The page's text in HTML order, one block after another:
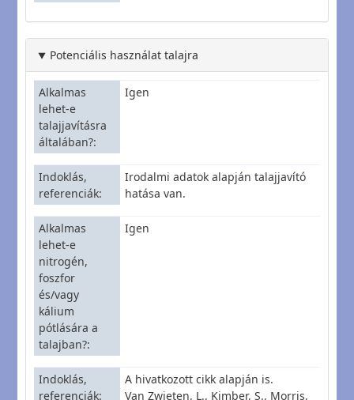
Potenciális használat talajra
Alkalmas
lehet-e
talajjavításra
általában?
Igen
Indoklás,
referenciák
Irodalmi adatok alapján talajjavító
hatása van.
Alkalmas
lehet-e
nitrogén,
foszfor
és/vagy
kálium
pótlására a
talajban?
Igen
Indoklás,
referenciák
A hivatkozott cikk alapján is.
Van Zwieten, L., Kimber, S., Morris,